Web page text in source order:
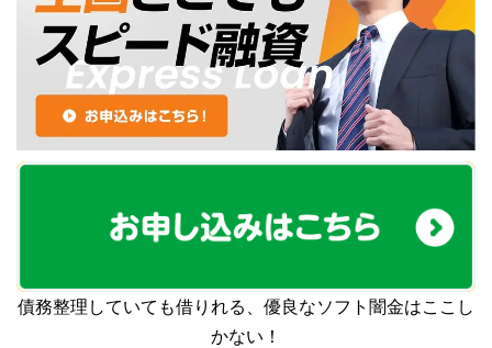
債務整理していても借りれる、優良なソフト闇金はここし
かない！